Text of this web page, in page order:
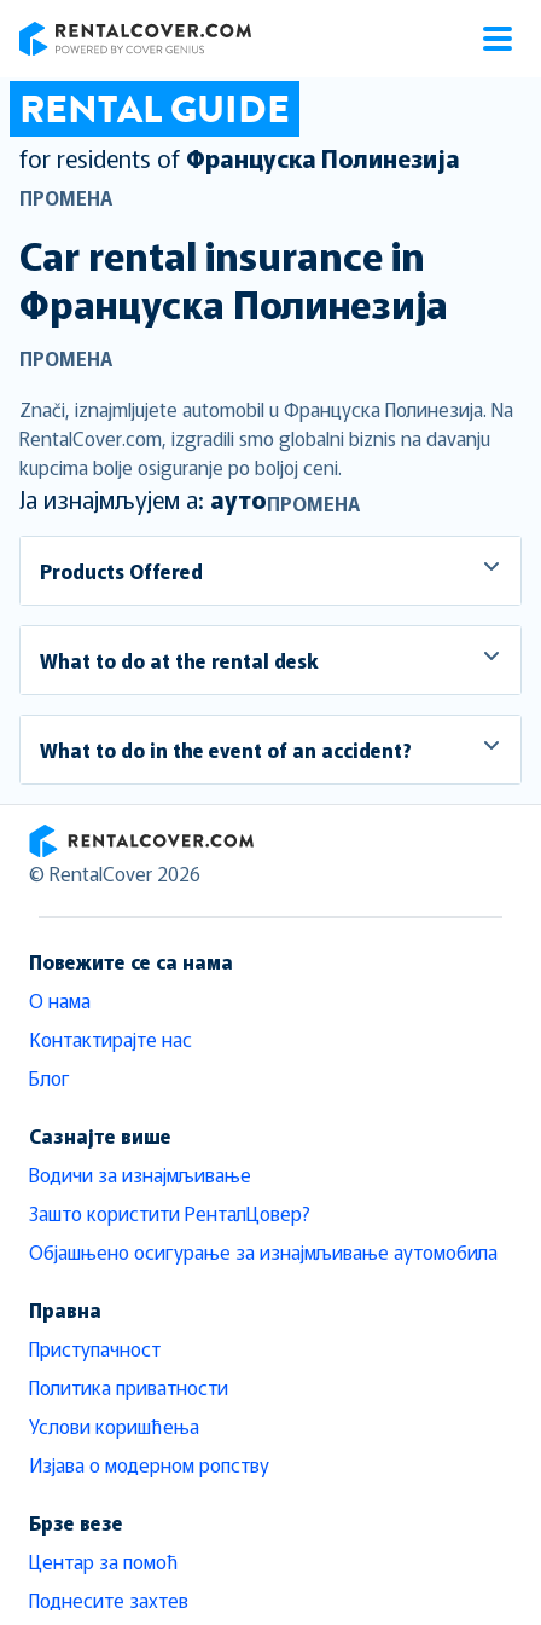
RENTAL GUIDE
for residents of Француска Полинезија
ПРОМЕНА
Car rental insurance in
Француска Полинезија
ПРОМЕНА
Znači, iznajmljujete automobil u Француска Полинезија. Na
RentalCover.com, izgradili smo globalni biznis na davanju
kupcima bolje osiguranje po boljoj ceni.
Ја изнајмљујем а: аутоПРОМЕНА
Products Offered
What to do at the rental desk
What to do in the event of an accident?
RentalCover
© RentalCover 2026
Повежите се са нама
О нама
Контактирајте нас
Блог
Сазнајте више
Водичи за изнајмљивање
Зашто користити РенталЦовер?
Објашњено осигурање за изнајмљивање аутомобила
Правна
Приступачност
Политика приватности
Услови коришћења
Изјава о модерном ропству
Брзе везе
Центар за помоћ
Поднесите захтев